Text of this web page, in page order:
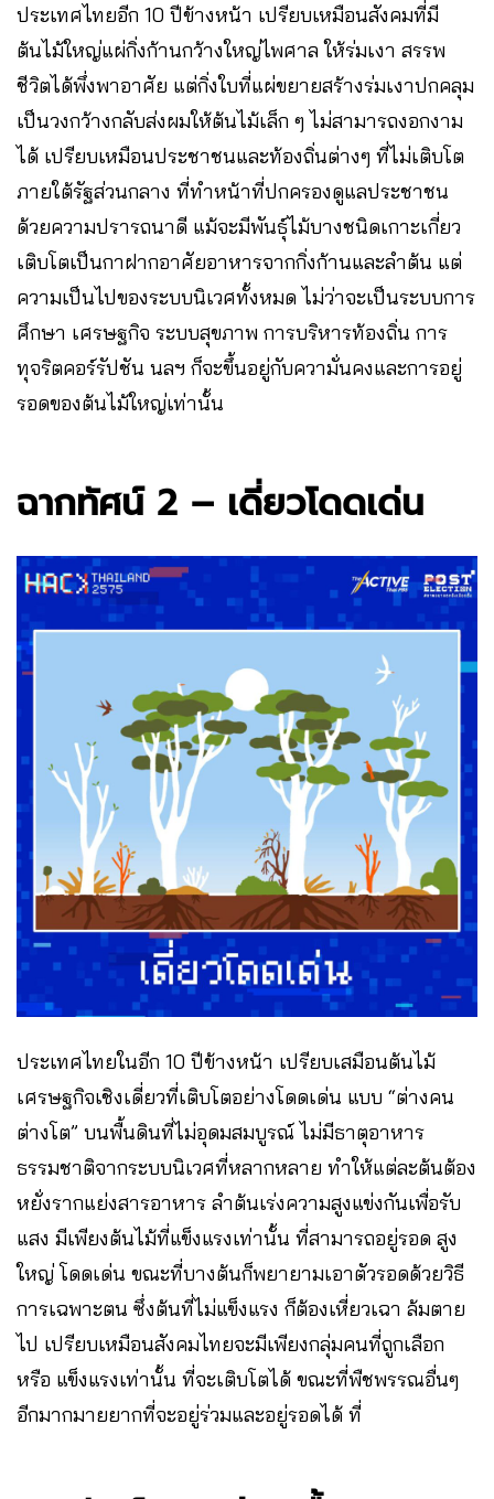
ประเทศไทยอีก 10 ปีข้างหน้า เปรียบเหมือนสังคมที่มี
ต้นไม้ใหญ่แผ่กิ่งก้านกว้างใหญ่ไพศาล ให้ร่มเงา สรรพ
ชีวิตได้พึ่งพาอาศัย แต่กิ่งใบที่แผ่ขยายสร้างร่มเงาปกคลุม
เป็นวงกว้างกลับส่งผมให้ต้นไม้เล็ก ๆ ไม่สามารถงอกงาม
ได้ เปรียบเหมือนประชาชนและท้องถิ่นต่างๆ ที่ไม่เติบโต
ภายใต้รัฐส่วนกลาง ที่ทำหน้าที่ปกครองดูแลประชาชน
ด้วยความปรารถนาดี แม้จะมีพันธุ์ไม้บางชนิดเกาะเกี่ยว
เติบโตเป็นกาฝากอาศัยอาหารจากกิ่งก้านและลำต้น แต่
ความเป็นไปของระบบนิเวศทั้งหมด ไม่ว่าจะเป็นระบบการ
ศึกษา เศรษฐกิจ ระบบสุขภาพ การบริหารท้องถิ่น การ
ทุจริตคอร์รัปชัน นลฯ ก็จะขึ้นอยู่กับความั่นคงและการอยู่
รอดของต้นไม้ใหญ่เท่านั้น
ฉากทัศน์ 2 – เดี่ยวโดดเด่น
ประเทศไทยในอีก 10 ปีข้างหน้า เปรียบเสมือนต้นไม้
เศรษฐกิจเชิงเดี่ยวที่เติบโตอย่างโดดเด่น แบบ “ต่างคน
ต่างโต” บนพื้นดินที่ไม่อุดมสมบูรณ์ ไม่มีธาตุอาหาร
ธรรมชาติจากระบบนิเวศที่หลากหลาย ทำให้แต่ละต้นต้อง
หยั่งรากแย่งสารอาหาร ลำต้นเร่งความสูงแข่งกันเพื่อรับ
แสง มีเพียงต้นไม้ที่แข็งแรงเท่านั้น ที่สามารถอยู่รอด สูง
ใหญ่ โดดเด่น ขณะที่บางต้นก็พยายามเอาตัวรอดด้วยวิธี
การเฉพาะตน ซึ่งต้นที่ไม่แข็งแรง ก็ต้องเหี่ยวเฉา ล้มตาย
ไป เปรียบเหมือนสังคมไทยจะมีเพียงกลุ่มคนที่ถูกเลือก
หรือ แข็งแรงเท่านั้น ที่จะเติบโตได้ ขณะที่พืชพรรณอื่นๆ
อีกมากมายยากที่จะอยู่ร่วมและอยู่รอดได้ ที่